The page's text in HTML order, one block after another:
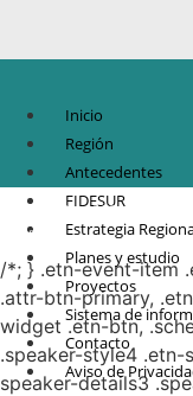
Inicio
Región
Antecedentes
FIDESUR
Estrategia
Planes y estudio
Proyectos
Sistema de
Contacto
Aviso de
© Copyright 2021.
Sureste.
/*; } .etn-event-item
.attr-btn-primary,
widget .etn-btn,
.speaker-style4
speaker-details3